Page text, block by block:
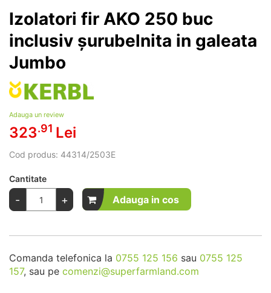
Izolatori fir AKO 250 buc
inclusiv șurubelnita in galeata
Jumbo
Adauga un review
323.91 Lei
Cod produs: 44314/2503E
Cantitate
- + Adauga in cos
Comanda telefonica la 0755 125 156 sau 0755 125
157, sau pe comenzi@superfarmland.com